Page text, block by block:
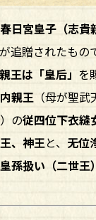
春日宮皇子（志
追贈されたもの
王は「皇后」 を
親王 （母が聖
の従四位下衣縫
、神王と、 无位
孫扱い（二世王